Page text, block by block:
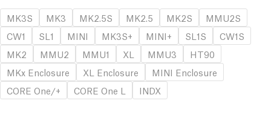
MK3S
MK3 MK2.5S MK2.5 MK2S
MMU2S
CW1
SL1 MINI MK3S+ MINI+ SL1S
CW1S
MK2
MMU2 MMU1 XL MMU3
HT90
MKx Enclosure
XL Enclosure
MINI Enclosure
CORE One/+
CORE One L INDX